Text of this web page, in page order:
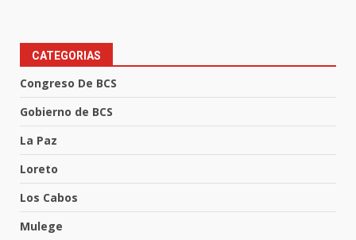
CATEGORIAS
Congreso De BCS
Gobierno de BCS
La Paz
Loreto
Los Cabos
Mulege